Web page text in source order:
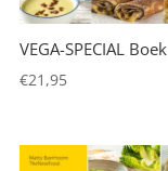
VEGA-SPECIAL Boek
€21,95